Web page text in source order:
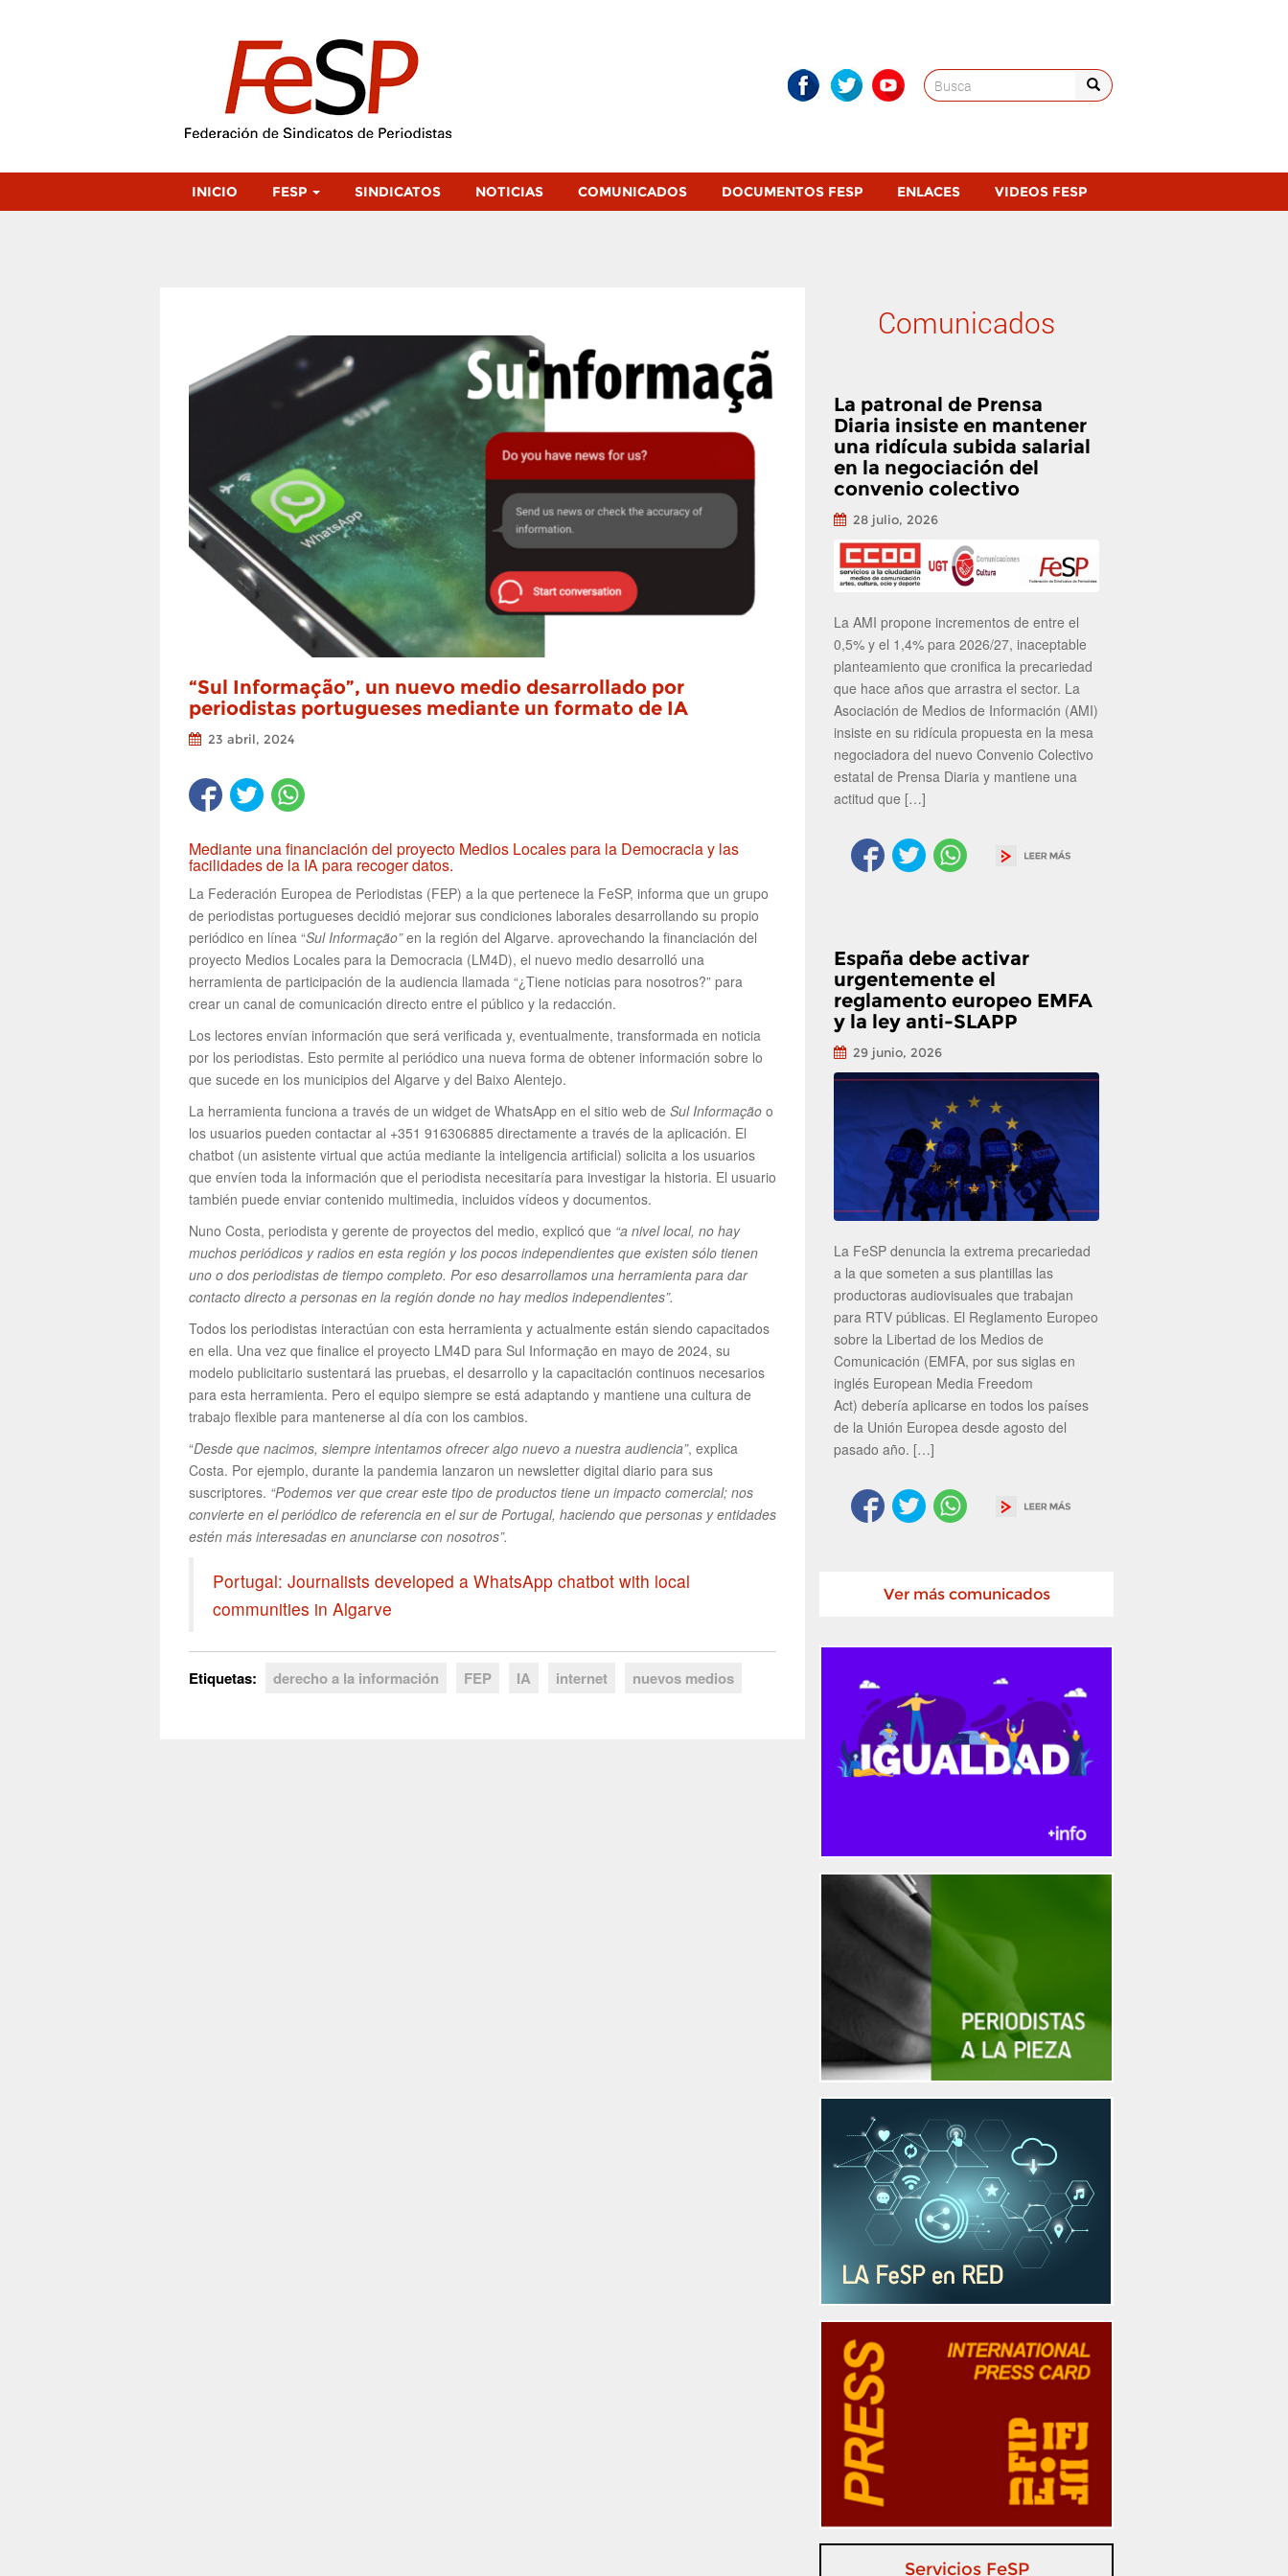
Search
for:
INICIO FESP SINDICATOS NOTICIAS COMUNICADOS DOCUMENTOS FESP ENLACES VIDEOS FESP
“Sul Informação”, un nuevo medio desarrollado por
periodistas portugueses mediante un formato de IA
23 abril, 2024
Mediante una financiación del proyecto Medios Locales para la Democracia y las
facilidades de la IA para recoger datos.
La Federación Europea de Periodistas (FEP) a la que pertenece la FeSP, informa que un grupo
de periodistas portugueses decidió mejorar sus condiciones laborales desarrollando su propio
periódico en línea “Sul Informação”en la región del Algarve. aprovechando la financiación del
proyecto Medios Locales para la Democracia (LM4D), el nuevo medio desarrolló una
herramienta de participación de la audiencia llamada “¿Tiene noticias para nosotros?” para
crear un canal de comunicación directo entre el público y la redacción.
Los lectores envían información que será verificada y, eventualmente, transformada en noticia
por los periodistas. Esto permite al periódico una nueva forma de obtener información sobre lo
que sucede en los municipios del Algarve y del Baixo Alentejo.
La herramienta funciona a través de un widget de WhatsApp en el sitio web de Sul Informação o
los usuarios pueden contactar al +351 916306885 directamente a través de la aplicación. El
chatbot (un asistente virtual que actúa mediante la inteligencia artificial) solicita a los usuarios
que envíen toda la información que el periodista necesitaría para investigar la historia. El usuario
también puede enviar contenido multimedia, incluidos vídeos y documentos.
Nuno Costa, periodista y gerente de proyectos del medio, explicó que “a nivel local, no hay
muchos periódicos y radios en esta región y los pocos independientes que existen sólo tienen
uno o dos periodistas de tiempo completo. Por eso desarrollamos una herramienta para dar
contacto directo a personas en la región donde no hay medios independientes”.
Todos los periodistas interactúan con esta herramienta y actualmente están siendo capacitados
en ella. Una vez que finalice el proyecto LM4D para Sul Informação en mayo de 2024, su
modelo publicitario sustentará las pruebas, el desarrollo y la capacitación continuos necesarios
para esta herramienta. Pero el equipo siempre se está adaptando y mantiene una cultura de
trabajo flexible para mantenerse al día con los cambios.
“Desde que nacimos, siempre intentamos ofrecer algo nuevo a nuestra audiencia”, explica
Costa. Por ejemplo, durante la pandemia lanzaron un newsletter digital diario para sus
suscriptores. “Podemos ver que crear este tipo de productos tiene un impacto comercial; nos
convierte en el periódico de referencia en el sur de Portugal, haciendo que personas y entidades
estén más interesadas en anunciarse con nosotros”.
Portugal: Journalists developed a WhatsApp chatbot with local
communities in Algarve
Etiquetas: derecho a la información FEP IA internet nuevos medios
Comunicados
La patronal de Prensa
Diaria insiste en mantener
una ridícula subida salarial
en la negociación del
convenio colectivo
28 julio, 2026
La AMI propone incrementos de entre el
0,5% y el 1,4% para 2026/27, inaceptable
planteamiento que cronifica la precariedad
que hace años que arrastra el sector. La
Asociación de Medios de Información (AMI)
insiste en su ridícula propuesta en la mesa
negociadora del nuevo Convenio Colectivo
estatal de Prensa Diaria y mantiene una
actitud que […]
España debe activar
urgentemente el
reglamento europeo EMFA
y la ley anti-SLAPP
29 junio, 2026
La FeSP denuncia la extrema precariedad
a la que someten a sus plantillas las
productoras audiovisuales que trabajan
para RTV públicas. El Reglamento Europeo
sobre la Libertad de los Medios de
Comunicación (EMFA, por sus siglas en
inglés European Media Freedom
Act) debería aplicarse en todos los países
de la Unión Europea desde agosto del
pasado año. […]
Ver más comunicados
Servicios FeSP